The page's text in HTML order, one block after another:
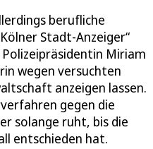
berufliche
Stadt-Anzeiger“
Miriam
wegen versuchten
anzeigen lassen.
gegen die
solange ruht, bis die
entschieden hat.